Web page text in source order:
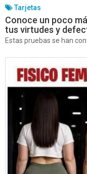
Tarjetas
Conoce un poco
tus virtudes y
Estas pruebas se han